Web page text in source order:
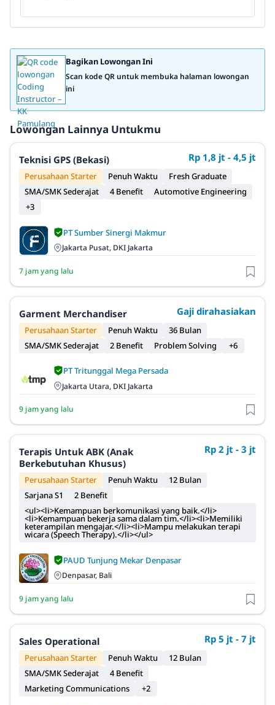
Bagikan Lowongan Ini
Scan kode QR untuk membuka halaman lowongan
ini
Lowongan Lainnya Untukmu
Teknisi GPS (Bekasi) Rp 1,8 jt - 4,5 jt
Perusahaan Starter Penuh Waktu
Fresh Graduate
SMA/SMK Sederajat
4 Benefit
Automotive Engineering
+3
PT Sumber Sinergi Makmur
Jakarta Pusat, DKI Jakarta
7 jam yang lalu
Garment Merchandiser Gaji dirahasiakan
Perusahaan Starter Penuh Waktu
36 Bulan
SMA/SMK Sederajat
2 Benefit Problem Solving +6
PT Tritunggal Mega Persada
Jakarta Utara, DKI Jakarta
9 jam yang lalu
Terapis Untuk ABK (Anak
Berkebutuhan Khusus)
Rp 2 jt - 3 jt
Perusahaan Starter Penuh Waktu
12 Bulan
Sarjana S1
2 Benefit
<ul><li>Kemampuan berkomunikasi yang baik.</li>
<li>Kemampuan bekerja sama dalam tim.</li><li>Memiliki
keterampilan mengajar.</li><li>Mampu melakukan terapi
wicara (Speech Therapy).</li></ul>
PAUD Tunjung Mekar Denpasar
Denpasar, Bali
9 jam yang lalu
Sales Operational Rp 5 jt - 7 jt
Perusahaan Starter Penuh Waktu
12 Bulan
SMA/SMK Sederajat
4 Benefit
Marketing Communications
+2